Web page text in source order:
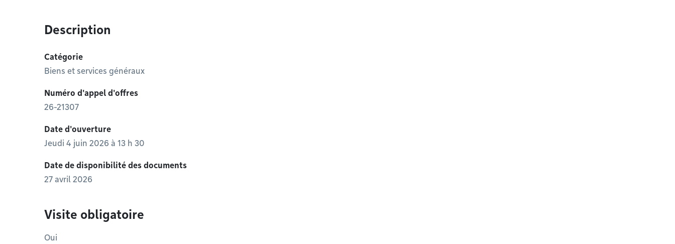
Description
Catégorie
Biens et services généraux
Numéro d'appel d'offres
26-21307
Date d'ouverture
Jeudi 4 juin 2026 à 13 h 30
Date de disponibilité des documents
27 avril 2026
Visite obligatoire
Oui